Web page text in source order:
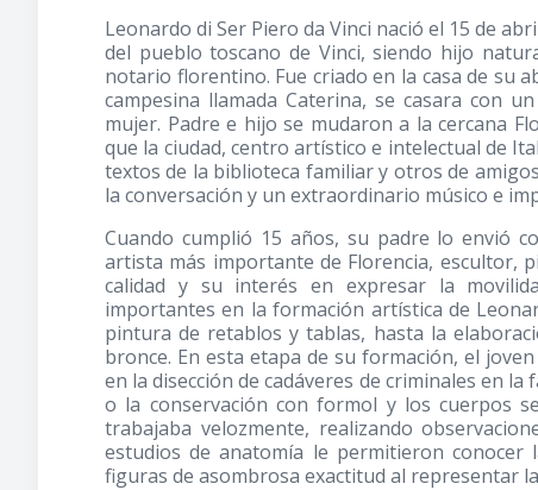
Leonardo di Ser Piero da Vinci nació el 15 de
del pueblo toscano de Vinci, siendo hijo
notario florentino. Fue criado en la casa de su
campesina llamada Caterina, se casara con
mujer. Padre e hijo se mudaron a la cercana
que la ciudad, centro artístico e intelectual de
textos de la biblioteca familiar y otros de
la conversación y un extraordinario músico e
Cuando cumplió 15 años, su padre lo envió
artista más importante de Florencia, escultor,
calidad y su interés en expresar la
importantes en la formación artística de
pintura de retablos y tablas, hasta la
bronce. En esta etapa de su formación, el
en la disección de cadáveres de criminales en
o la conservación con formol y los cuerpos
trabajaba velozmente, realizando
estudios de anatomía le permitieron
figuras de asombrosa exactitud al representar